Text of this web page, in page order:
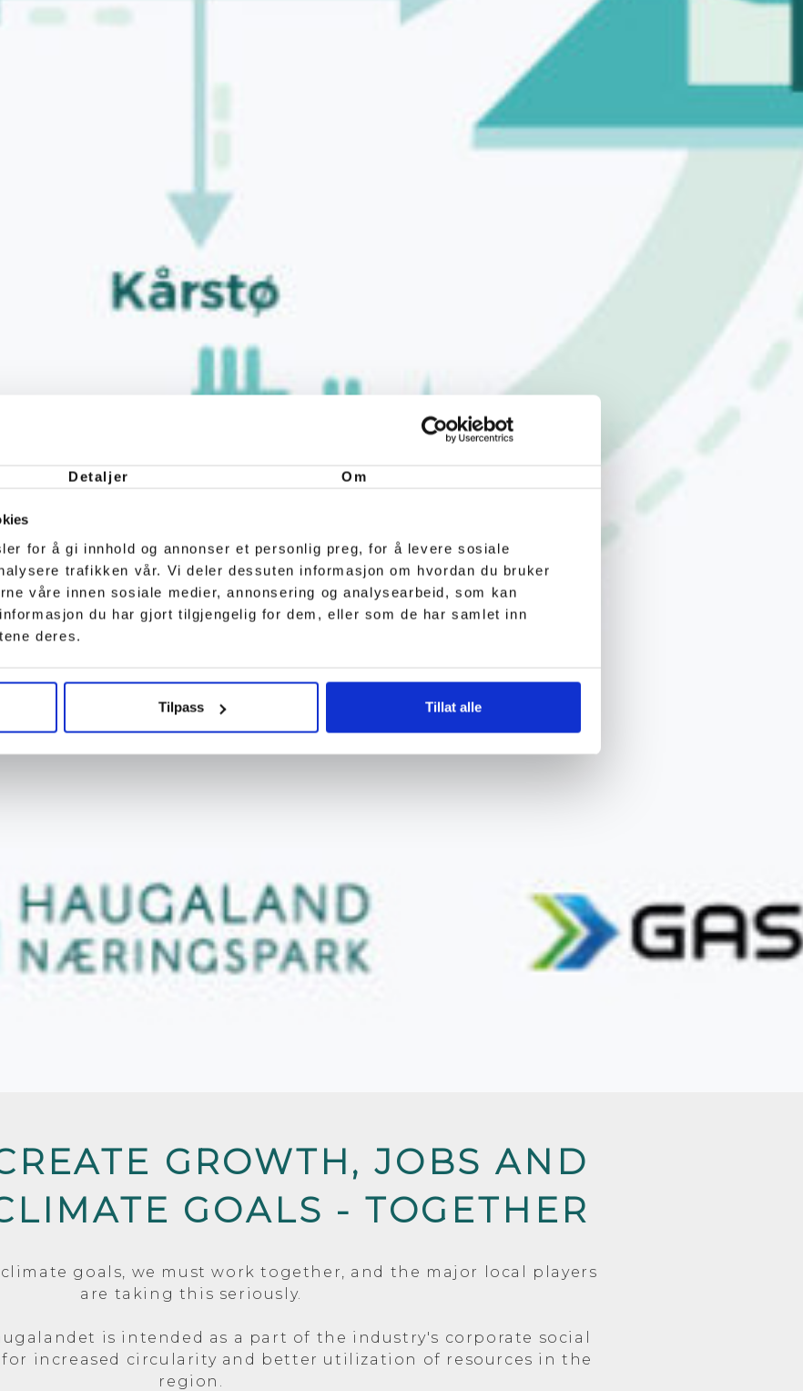
Detaljer Om
for å gi innhold og annonser et personlig preg, for å levere sosiale
trafikken vår. Vi deler dessuten informasjon om hvordan du bruker
våre innen sosiale medier, annonsering og analysearbeid, som kan
du har gjort tilgjengelig for dem, eller som de har samlet inn
deres.
Tilpass Tillat alle
GROWTH, JOBS AND
GOALS - TOGETHER
goals, we must work together, and the major local players
are taking this seriously.
is intended as a part of the industry's corporate social
increased circularity and better utilization of resources in the
region.